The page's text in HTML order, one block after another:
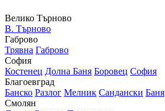
Велико Търново
В. Търново
Габрово
Трявна Габрово
София
Костенец Долна Баня Боровец София
Благоевград
Банско Разлог Мелник Сандански Баня
Смолян